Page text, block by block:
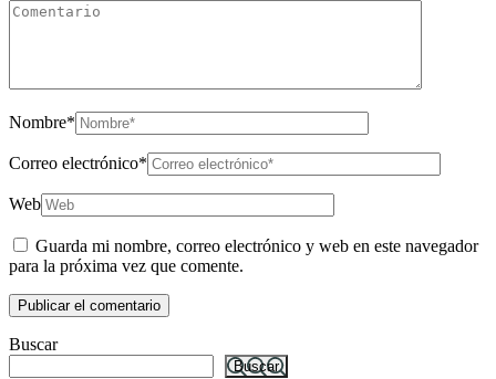
Nombre*
Correo electrónico*
Web
Guarda mi nombre, correo electrónico y web en este navegador
para la próxima vez que comente.
Buscar
Buscar